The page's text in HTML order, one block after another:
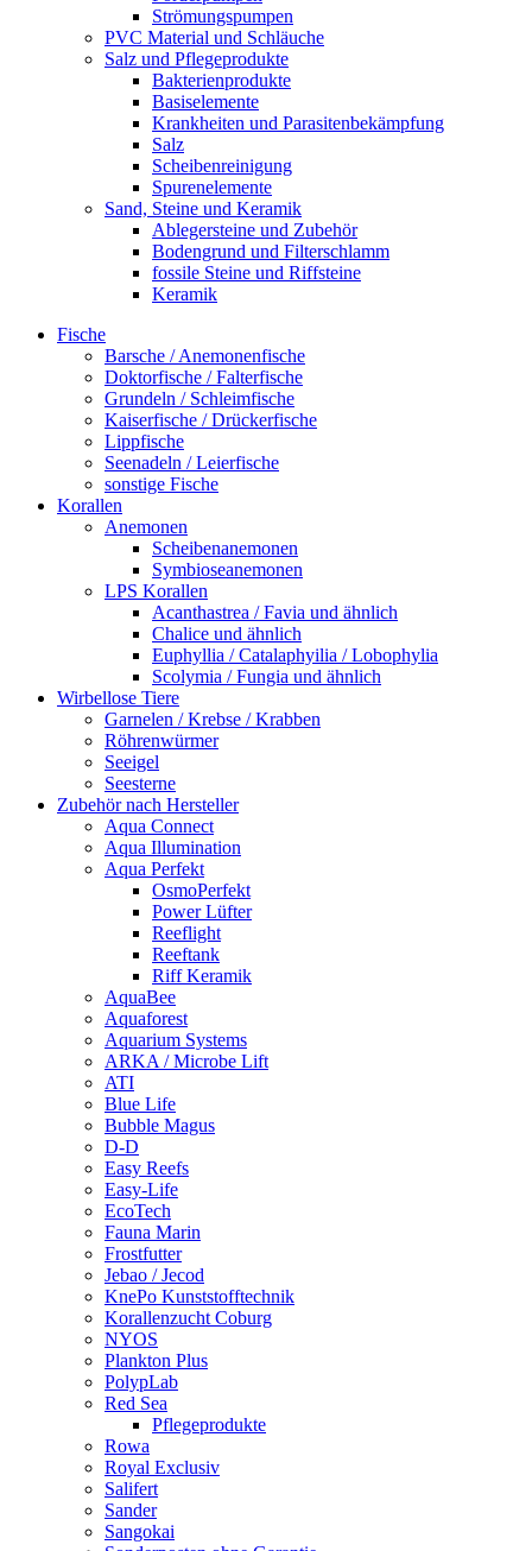
Strömungspumpen
PVC Material und Schläuche
Salz und Pflegeprodukte
Bakterienprodukte
Basiselemente
Krankheiten und Parasitenbekämpfung
Salz
Scheibenreinigung
Spurenelemente
Sand, Steine und Keramik
Ablegersteine und Zubehör
Bodengrund und Filterschlamm
fossile Steine und Riffsteine
Keramik
Fische
Barsche / Anemonenfische
Doktorfische / Falterfische
Grundeln / Schleimfische
Kaiserfische / Drückerfische
Lippfische
Seenadeln / Leierfische
sonstige Fische
Korallen
Anemonen
Scheibenanemonen
Symbioseanemonen
LPS Korallen
Acanthastrea / Favia und ähnlich
Chalice und ähnlich
Euphyllia / Catalaphyilia / Lobophylia
Scolymia / Fungia und ähnlich
Wirbellose Tiere
Garnelen / Krebse / Krabben
Röhrenwürmer
Seeigel
Seesterne
Zubehör nach Hersteller
Aqua Connect
Aqua Illumination
Aqua Perfekt
OsmoPerfekt
Power Lüfter
Reeflight
Reeftank
Riff Keramik
AquaBee
Aquaforest
Aquarium Systems
ARKA / Microbe Lift
ATI
Blue Life
Bubble Magus
D-D
Easy Reefs
Easy-Life
EcoTech
Fauna Marin
Frostfutter
Jebao / Jecod
KnePo Kunststofftechnik
Korallenzucht Coburg
NYOS
Plankton Plus
PolypLab
Red Sea
Pflegeprodukte
Rowa
Royal Exclusiv
Salifert
Sander
Sangokai